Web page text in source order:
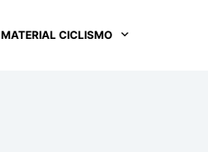
MATERIAL CICLISMO